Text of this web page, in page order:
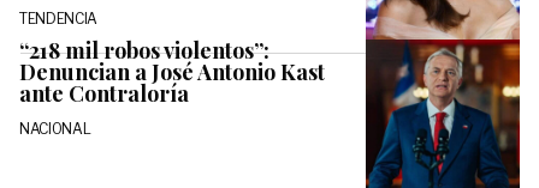
TENDENCIA
“218 mil robos violentos”:
Denuncian a José Antonio Kast
ante Contraloría
NACIONAL